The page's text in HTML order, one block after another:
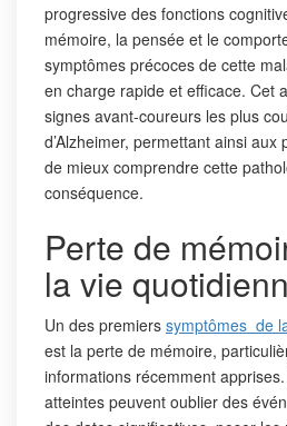
progressive des fonctions
mémoire, la pensée et le
symptômes précoces de cette
en charge rapide et efficace. Cet
signes avant-coureurs les plus
d’Alzheimer, permettant ainsi
de mieux comprendre cette
conséquence.
Perte de
la vie
Un des premiers symptômes de
est la perte de mémoire,
informations récemment
atteintes peuvent oublier des